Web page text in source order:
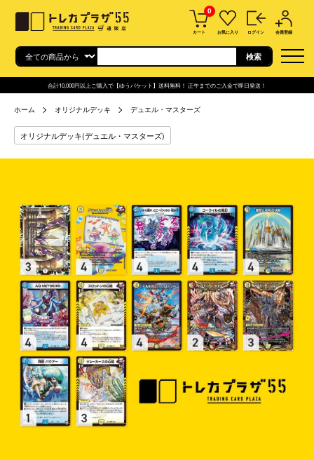
0
カート お気に入り ログイン 会員登録
合計10,000円以上ご購入で【ゆうパケット】送料無料！ 正午までのご入金で即日発送！
ホーム オリジナルデッキ デュエル・マスターズ
オリジナルデッキ(デュエル・マスターズ)